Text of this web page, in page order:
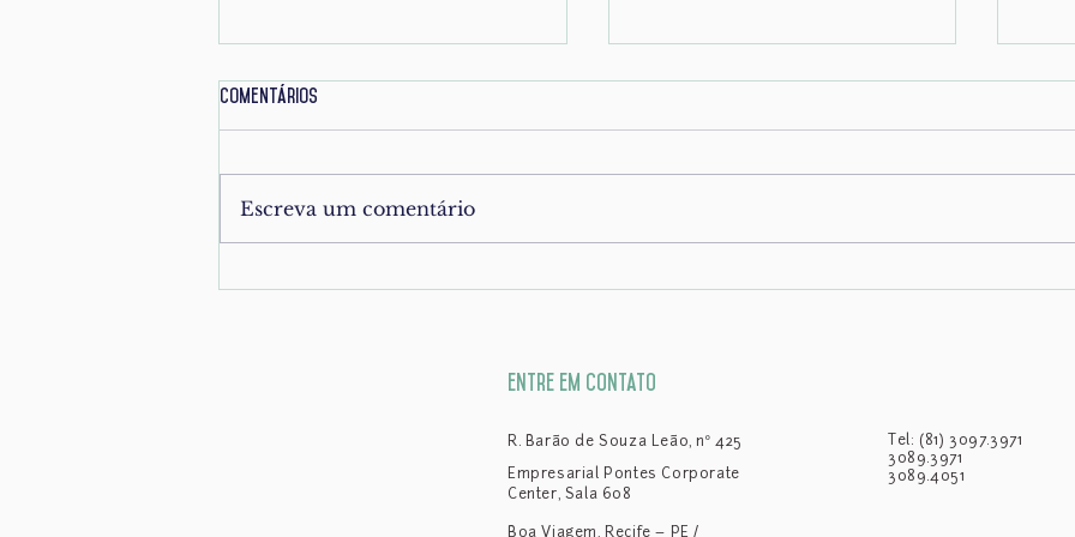
Comentários
Escreva um comentário
entre em contato
R. Barão de Souza Leão, nº 425
Empresarial Pontes Corporate
Center, Sala 608
Boa Viagem, Recife – PE /
Tel: (81) 3097.3971
3089.3971
3089.4051